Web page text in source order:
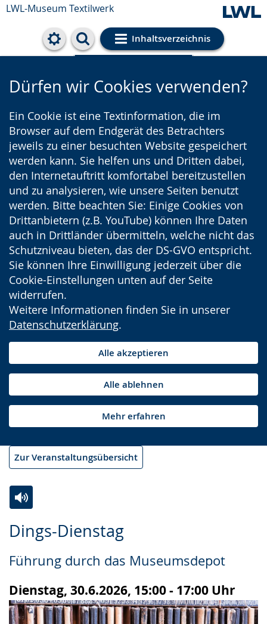
LWL-Museum Textilwerk
Inhaltsverzeichnis
Cookie-Einstellungen
Dürfen wir Cookies verwenden?
Ein Cookie ist eine Textinformation, die im
Browser auf dem Endgerät des Betrachters
jeweils zu einer besuchten Website gespeichert
werden kann. Sie helfen uns und Dritten dabei,
den Internetauftritt komfortabel bereitzustellen
und zu analysieren, wie unsere Seiten benutzt
werden. Bitte beachten Sie: Einige Cookies von
Drittanbietern (z.B. YouTube) können Ihre Daten
auch in Drittländer übermitteln, welche nicht das
Schutzniveau bieten, das der DS-GVO entspricht.
Sie können Ihre Einwilligung jederzeit über die
Cookie-Einstellungen unten auf der Seite
widerrufen.
Weitere Informationen finden Sie in unserer
Datenschutzerklärung.
Alle akzeptieren
Alle ablehnen
Mehr erfahren
Zur Veranstaltungsübersicht
Dings-Dienstag
Führung durch das Museumsdepot
Dienstag, 30.6.2026, 15:00 - 17:00 Uhr
Leichten
wechseln.
Audio-
Video
Deutscher
Gebärdensprache
wird
angezeigt.